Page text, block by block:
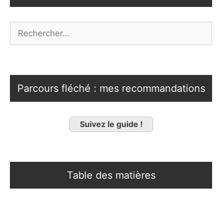
Parcours fléché : mes recommandations
Suivez le guide !
Table des matières